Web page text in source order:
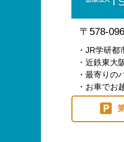
〒578-
・JR学研
・近鉄東大
・最寄りの
・お車でお